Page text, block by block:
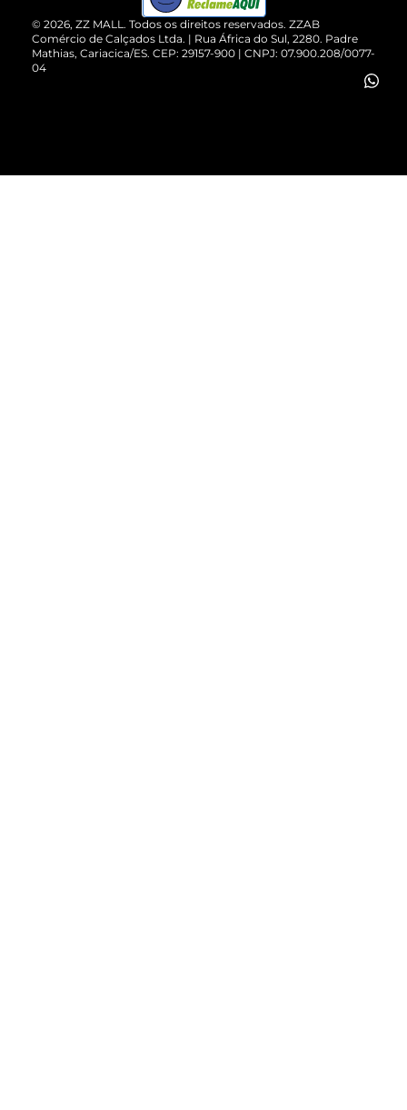
Cartão Presente
Vendas Corporativas
© 2026, ZZ MALL. Todos os direitos reservados. ZZAB
Comércio de Calçados Ltda. | Rua África do Sul, 2280. Padre
Mathias, Cariacica/ES. CEP: 29157-900 | CNPJ: 07.900.208/0077-
04